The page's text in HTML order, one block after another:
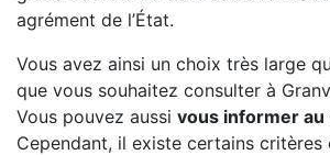
agrément de l’État.
Vous avez ainsi un choix très large
que vous souhaitez consulter à
Vous pouvez aussi vous informer au
Cependant, il existe certains critères